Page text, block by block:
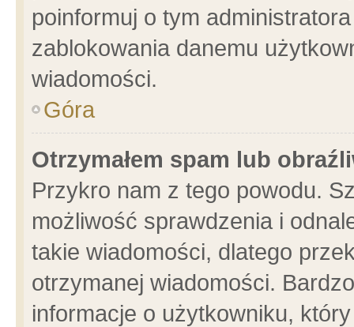
poinformuj o tym
zablokowania danemu
wiadomości.
Góra
Otrzymałem spam lub
Przykro nam z tego powodu.
możliwość sprawdzenia i
takie wiadomości, dlatego
otrzymanej wiadomości.
informacje o użytkowniku,